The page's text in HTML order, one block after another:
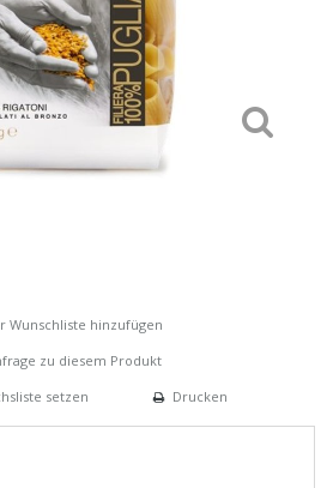
Wunschliste hinzufügen
zu diesem Produkt
setzen
Drucken